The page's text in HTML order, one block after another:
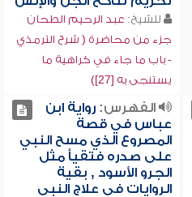
للشيخ: عبد الرحيم الطحان
جزء من محاضرة ( شرح الترمذي
- باب ما جاء في كراهية ما
يستنجى به [27])
الفهرس:رواية ابن
عباس في قصة
المصروع الذي مسح النبي
على صدره فتقيأ مثل
الجرو الأسود , بقية
الروايات في علاج النبي